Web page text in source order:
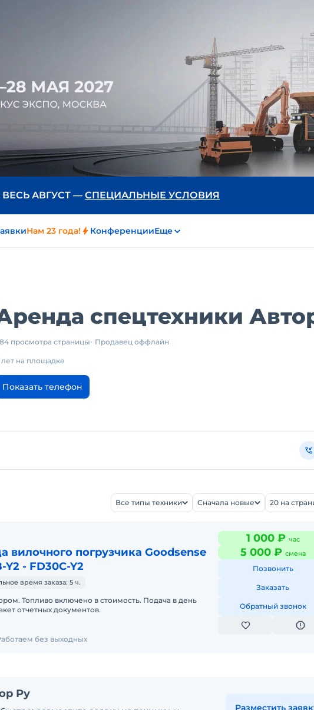
ВЕСЬ АВГУСТ — СПЕЦИАЛЬНЫЕ УСЛОВИЯ
Нам 23 года! КонференцииЕще
спецтехники
просмотра страницы Продавец оффлайн
лет на площадке
Показать телефон
Все типы техники Сначала новые 20 на
вилочного погрузчика Goodsense
Y2 - FD30C-Y2
время заказа: 5 ч.
Топливо включено в стоимость. Подача в день
отчетных документов.
1 000 ₽ час
5 000 ₽ смена
Позвонить
Заказать
Обратный звонок
без выходных
Ру
Разместить